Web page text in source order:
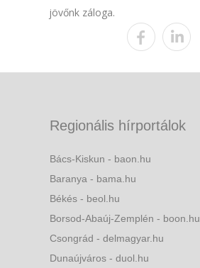
jövőnk záloga.
Regionális hírportálok
Bács-Kiskun - baon.hu
Baranya - bama.hu
Békés - beol.hu
Borsod-Abaúj-Zemplén - boon.hu
Csongrád - delmagyar.hu
Dunaújváros - duol.hu